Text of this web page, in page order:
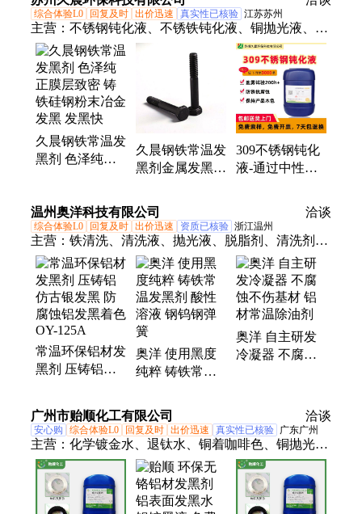
综合体验L0 回复及时 出价迅速 真实性已核验 江苏苏州
主营： 不锈钢钝化液、不锈铁钝化液、铜抛光液、不
锈钢清洗剂、铜防变色剂、紫铜保护剂、水性封闭
剂、防锈封闭剂、紫铜抗氧化剂、黄铜抗氧化剂、耐
盐雾钝化剂、钢铁常温发黑液、铝材钝化液、铝材洗
白剂、不锈钢酸洗钝化液、中和防锈液
久晨钢铁常温发
黑剂 色泽纯正
黑 发黑快
久晨钢铁常温发
黑剂金属发黑水
丝弹簧表面发黑
309不锈钢钝化
液-通过中性盐
SUS309防锈钝
化
温州奥洋科技有限公司 洽谈
综合体验L0 回复及时 出价迅速 资质已核验 浙江温州
主营： 铁清洗、清洗液、抛光液、脱脂剂、清洗剂、
光亮剂、抛光剂、发黑铝、发黑剂、发黑液、除油
剂、除锈剂、清洁剂、保护剂、7075发黑、双氧水、
铝合金、除油粉、空调管、铬酐酸、抛光粉、酸性
铝、超声波、除铜锈、压铸铝
常温环保铝材发
黑剂 压铸铝仿
OY-125A
奥洋 使用黑度
纯粹 铸铁常温
液 钢钨钢弹簧
奥洋 自主研发
冷凝器 不腐蚀
广州市贻顺化工有限公司
洽谈
安心购 综合体验L0 回复及时 出价迅速 真实性已核验 广东广州
主营： 化学镀金水、退钛水、铜着咖啡色、铜抛光
剂、钛合金抛光剂、铜材除油除锈剂、铝脱脂剂、环
保退铜水、化学镀铜剂、钢铁发黑剂、退金剂、铝抛
光剂、镀银剂、铝材无铬钝化剂、铜无铬钝化剂、铜